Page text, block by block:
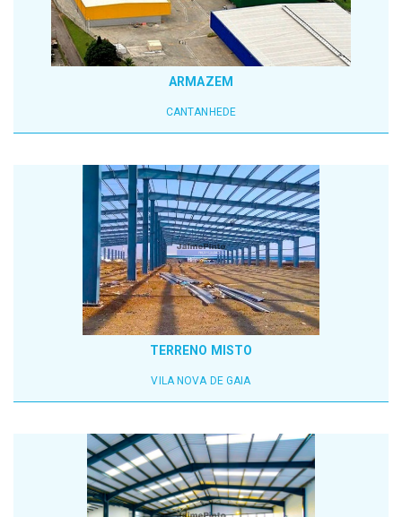
ARMAZEM
CANTANHEDE
TERRENO MISTO
VILA NOVA DE GAIA